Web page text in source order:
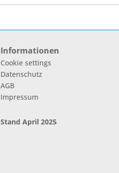
Informationen
Cookie settings
Datenschutz
AGB
Impressum
Stand April 2025